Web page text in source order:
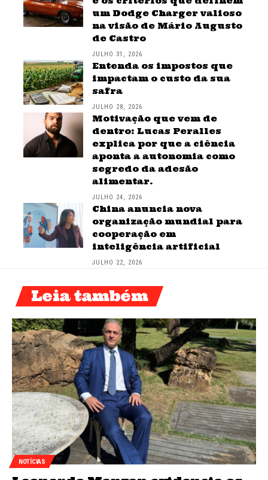
um Dodge Charger valioso
na visão de Mário Augusto
de Castro
JULHO 31, 2026
Entenda os impostos que
impactam o custo da sua
safra
JULHO 28, 2026
Motivação que vem de
dentro: Lucas Peralles
explica por que a ciência
aponta a autonomia como
segredo da adesão
alimentar.
JULHO 24, 2026
China anuncia nova
organização mundial para
cooperação em
inteligência artificial
JULHO 22, 2026
Leia também
NOTÍCIAS